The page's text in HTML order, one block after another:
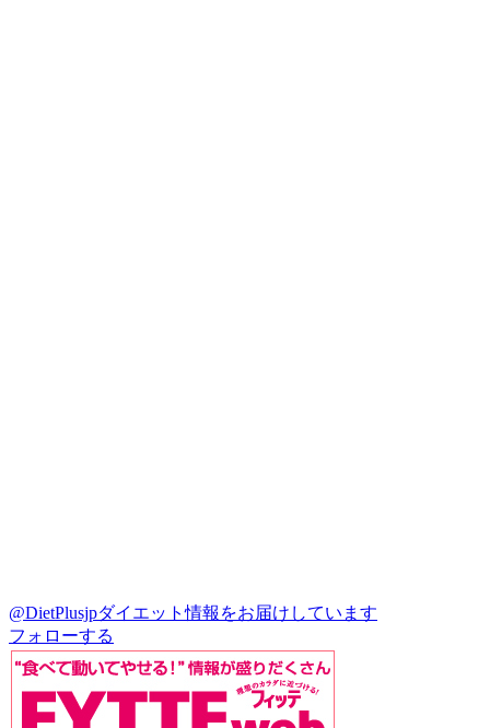
@DietPlusjpダイエット情報をお届けしています
フォローする